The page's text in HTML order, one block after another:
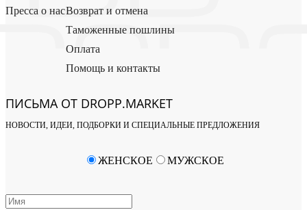
Пресса о насВозврат и отмена
Таможенные пошлины
Оплата
Помощь и контакты
ПИСЬМА ОТ DROPP.MARKET
НОВОСТИ, ИДЕИ, ПОДБОРКИ И СПЕЦИАЛЬНЫЕ ПРЕДЛОЖЕНИЯ
ЖЕНСКОЕ МУЖСКОЕ